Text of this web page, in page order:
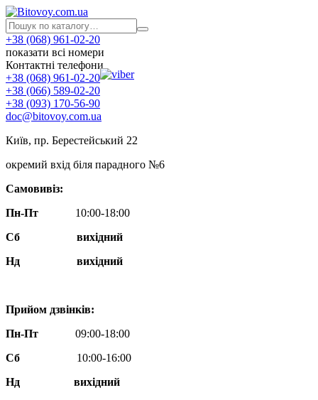
+38 (068) 961-02-20
показати всі номери
Контактні телефони
+38 (068) 961-02-20
+38 (066) 589-02-20
+38 (093) 170-56-90
doc@bitovoy.com.ua
Київ, пр. Берестейський 22
окремий вхід біля парадного №6
Самовивіз:
Пн-Пт
10:00-18:00
Сб
вихідний
Нд
вихідний
Прийом дзвінків:
Пн-Пт
09:00-18:00
Сб
10:00-16:00
Нд вихідний